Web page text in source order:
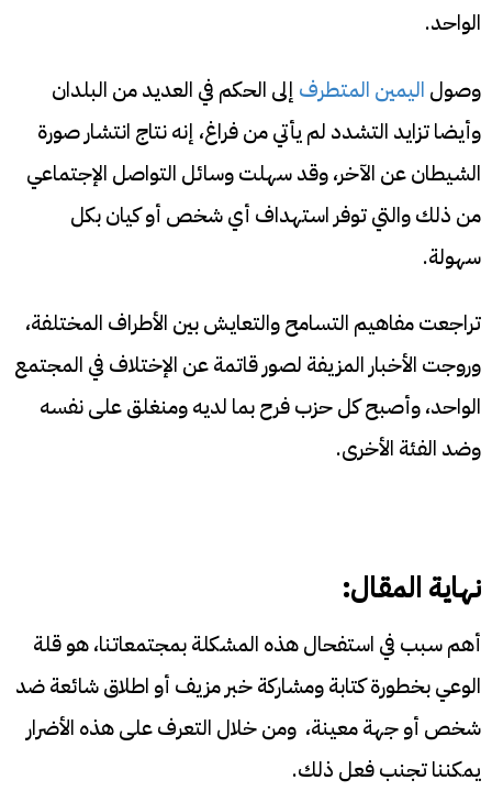
الواحد.
وصول اليمين المتطرف إلى الحكم في العديد من البلدان
وأيضا تزايد التشدد لم يأتي من فراغ، إنه نتاج انتشار صورة
الشيطان عن الآخر، وقد سهلت وسائل التواصل الإجتماعي
من ذلك والتي توفر استهداف أي شخص أو كيان بكل
سهولة.
تراجعت مفاهيم التسامح والتعايش بين الأطراف المختلفة،
وروجت الأخبار المزيفة لصور قاتمة عن الإختلاف في المجتمع
الواحد، وأصبح كل حزب فرح بما لديه ومنغلق على نفسه
وضد الفئة الأخرى.
نهاية المقال:
أهم سبب في استفحال هذه المشكلة بمجتمعاتنا، هو قلة
الوعي بخطورة كتابة ومشاركة خبر مزيف أو اطلاق شائعة ضد
شخص أو جهة معينة، ومن خلال التعرف على هذه الأضرار
يمكننا تجنب فعل ذلك.